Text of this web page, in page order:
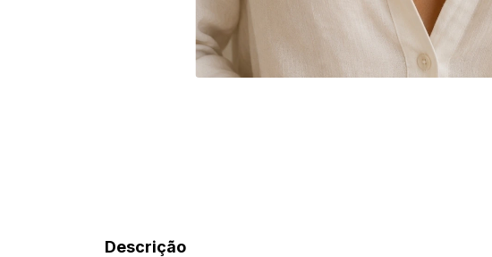
Descrição